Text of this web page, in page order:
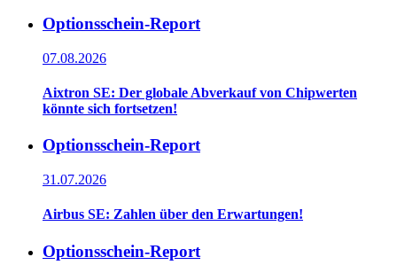
Optionsschein-Report
07.08.2026
Aixtron SE: Der globale Abverkauf von Chipwerten
könnte sich fortsetzen!
Optionsschein-Report
31.07.2026
Airbus SE: Zahlen über den Erwartungen!
Optionsschein-Report